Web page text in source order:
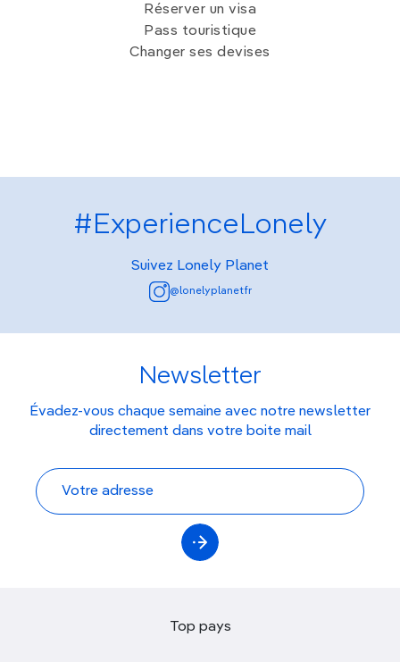
Réserver un visa
Pass touristique
Changer ses devises
#ExperienceLonely
Suivez Lonely Planet
@lonelyplanetfr
Newsletter
Évadez-vous chaque semaine avec notre newsletter
directement dans votre boite mail
Top pays